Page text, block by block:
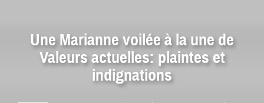
Une Marianne voilée à la une de
Valeurs actuelles: plaintes et
indignations